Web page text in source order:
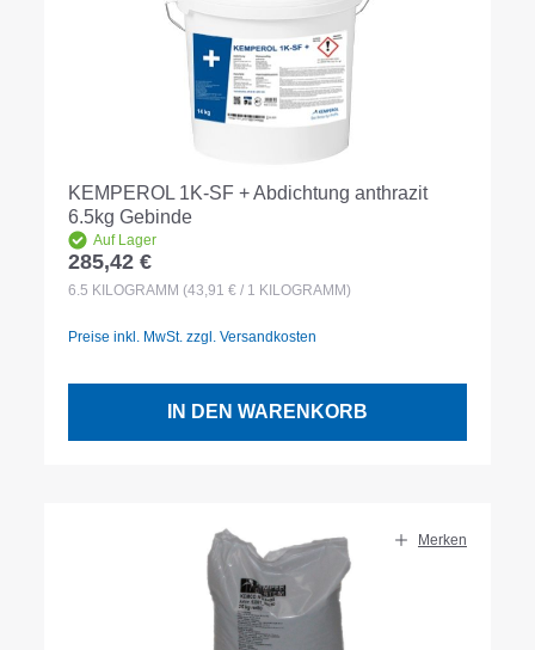
KEMPEROL 1K-SF + Abdichtung anthrazit
6.5kg Gebinde
Auf Lager
Regulärer Preis:
285,42 €
6.5 KILOGRAMM (43,91 € / 1 KILOGRAMM)
Preise inkl. MwSt. zzgl. Versandkosten
IN DEN WARENKORB
Merken